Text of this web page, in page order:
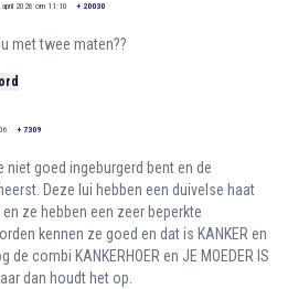
april 2026 om 11:10 + 20030
met twee maten??
+ 7309
niet goed ingeburgerd bent en de
Deze lui hebben een duivelse haat
ze hebben een zeer beperkte
kennen ze goed en dat is KANKER en
de combi KANKERHOER en JE MOEDER IS
dan houdt het op.